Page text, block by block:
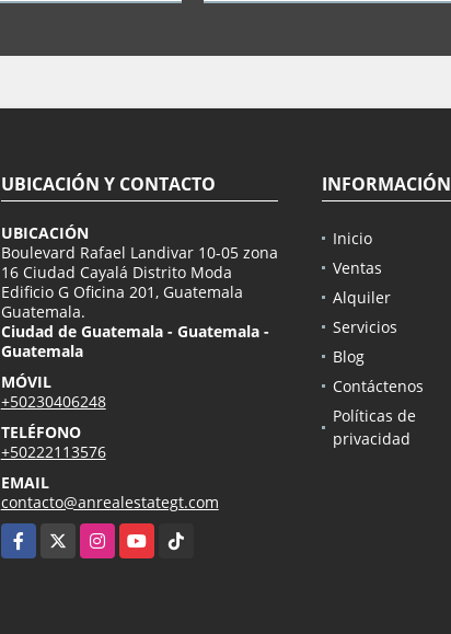
UBICACIÓN Y CONTACTO
UBICACIÓN
Boulevard Rafael Landivar 10-05 zona
16 Ciudad Cayalá Distrito Moda
Edificio G Oficina 201, Guatemala
Guatemala.
Ciudad de Guatemala - Guatemala -
Guatemala
MÓVIL
+50230406248
TELÉFONO
+50222113576
EMAIL
contacto@anrealestategt.com
Facebook
InstagramYouTubeTikTok
INFORMACIÓN
Inicio
Ventas
Alquiler
Servicios
Blog
Contáctenos
Políticas de
privacidad